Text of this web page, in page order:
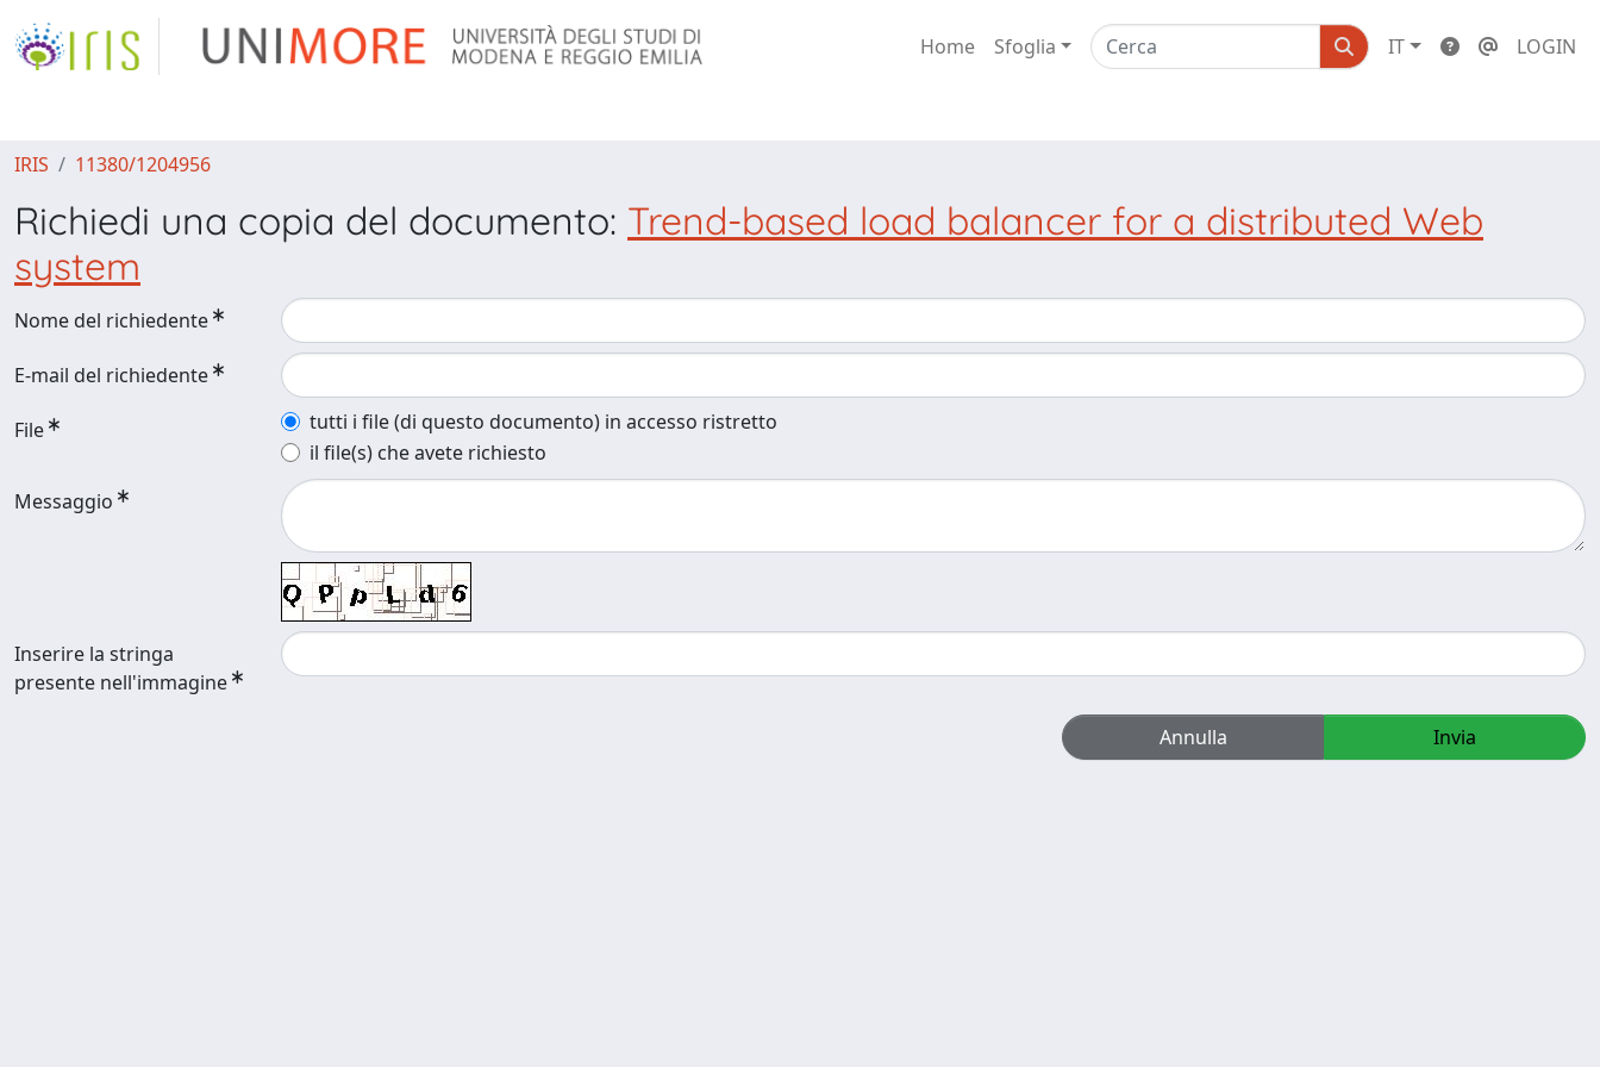
Home Sfoglia IT LOGIN
IRIS 11380/1204956
Richiedi una copia del documento: Trend-based load balancer for a distributed Web
system
Nome del richiedente
E-mail del richiedente
File
tutti i file (di questo documento) in accesso ristretto
il file(s) che avete richiesto
Messaggio
Inserire la stringa
presente nell'immagine
Annulla Invia